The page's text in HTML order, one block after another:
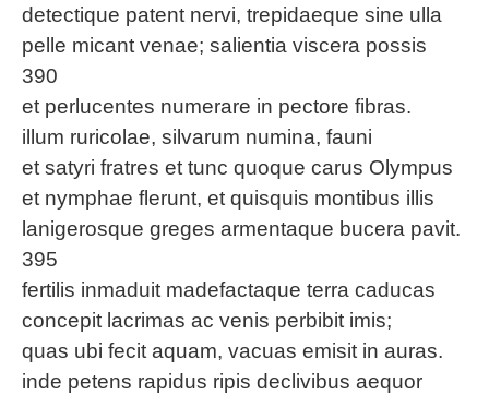
detectique patent nervi, trepidaeque sine ulla
pelle micant venae; salientia viscera possis
390
et perlucentes numerare in pectore fibras.
illum ruricolae, silvarum numina, fauni
et satyri fratres et tunc quoque carus Olympus
et nymphae flerunt, et quisquis montibus illis
lanigerosque greges armentaque bucera pavit.
395
fertilis inmaduit madefactaque terra caducas
concepit lacrimas ac venis perbibit imis;
quas ubi fecit aquam, vacuas emisit in auras.
inde petens rapidus ripis declivibus aequor